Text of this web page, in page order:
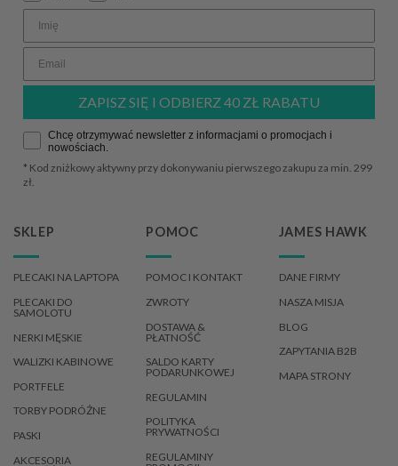
ZAPISZ SIĘ I ODBIERZ 40 ZŁ RABATU
ZgodaChcę otrzymywać newsletter z informacjami o promocjach i
nowościach.
* Kod zniżkowy aktywny przy dokonywaniu pierwszego zakupu za min. 299
zł.
SKLEP
PLECAKI NA LAPTOPA
PLECAKI DO
SAMOLOTU
NERKI MĘSKIE
WALIZKI KABINOWE
PORTFELE
TORBY PODRÓŻNE
PASKI
AKCESORIA
POMOC
POMOC I KONTAKT
ZWROTY
DOSTAWA &
PŁATNOŚĆ
SALDO KARTY
PODARUNKOWEJ
REGULAMIN
POLITYKA
PRYWATNOŚCI
REGULAMINY
JAMES HAWK
DANE FIRMY
NASZA MISJA
BLOG
ZAPYTANIA B2B
MAPA STRONY